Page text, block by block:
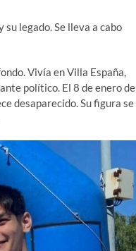
legado. Se lleva a cabo
Vivía en Villa España,
político. El 8 de enero de
desaparecido. Su figura se